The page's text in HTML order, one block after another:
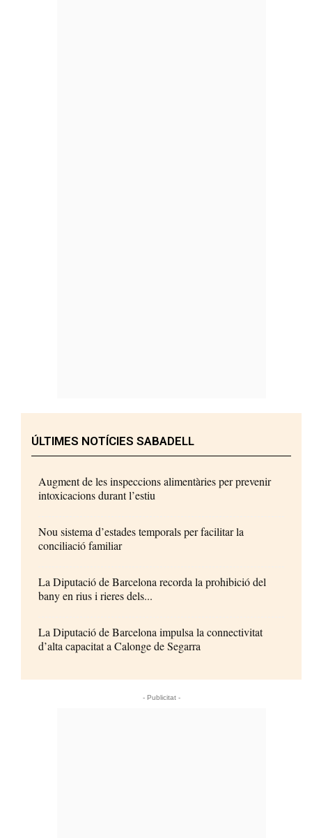
ÚLTIMES NOTÍCIES SABADELL
Augment de les inspeccions alimentàries per prevenir
intoxicacions durant l’estiu
Nou sistema d’estades temporals per facilitar la
conciliació familiar
La Diputació de Barcelona recorda la prohibició del
bany en rius i rieres dels...
La Diputació de Barcelona impulsa la connectivitat
d’alta capacitat a Calonge de Segarra
- Publicitat -